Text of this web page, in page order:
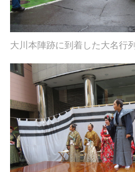
大川本陣跡に到着した大名行列